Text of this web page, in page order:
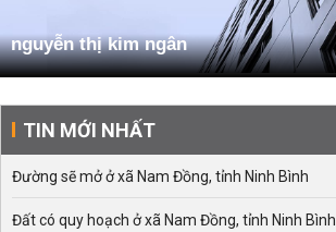
nguyễn thị kim ngân
TIN MỚI NHẤT
Đường sẽ mở ở xã Nam Đồng, tỉnh Ninh Bình
Đất có quy hoạch ở xã Nam Đồng, tỉnh Ninh Bình